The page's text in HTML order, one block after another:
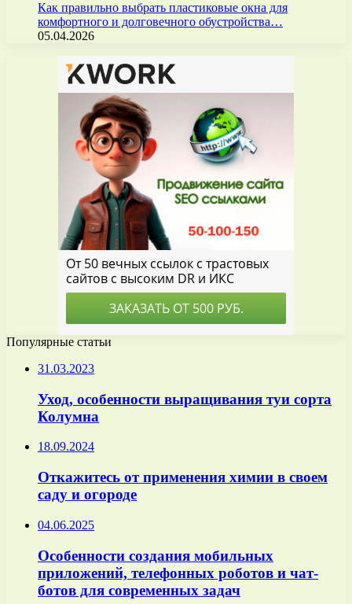
Как правильно выбрать пластиковые окна для
комфортного и долговечного обустройства…
05.04.2026
Популярные статьи
31.03.2023
Уход, особенности выращивания туи сорта
Колумна
18.09.2024
Откажитесь от применения химии в своем
саду и огороде
04.06.2025
Особенности создания мобильных
приложений, телефонных роботов и чат-
ботов для современных задач